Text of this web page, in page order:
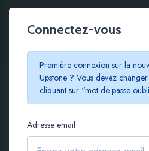
Connectez-vous
Première connexion sur la
Upstone ? Vous devez
cliquant sur “mot de passe
Adresse email
100 % EN LIGNE
Le
immobilier
100 €